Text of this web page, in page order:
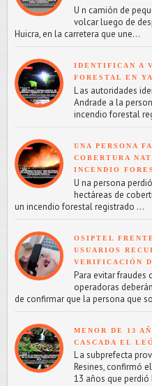
U n camión de
volcar luego de
Huicra, en la carretera que une...
IDENTIFICAN A
FORESTAL EN
L as autoridades
Andrade a la
incendio forestal
UNA PERSONA
COBERTURA
INCENDIO
U na persona
hectáreas de
un incendio forestal registrado ...
OSIPTEL
USUARIOS
VERIFICACIÓN
Para evitar fraudes
operadoras
de confirmar que la persona que
MENOR DE 13
CASCADA EL
L a subprefecta
Resines, confirmó
13 años que perdió